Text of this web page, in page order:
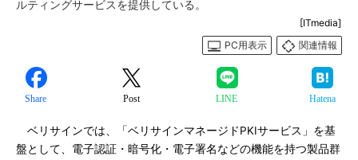
ルティングサービスを提供している。
[ITmedia]
PC用表示
関連情報
Share Post LINE Hatena
ベリサインでは、「ベリサインマネージドPKIサービス」を基
盤として、電子認証・暗号化・電子署名などの機能を持つ製品群